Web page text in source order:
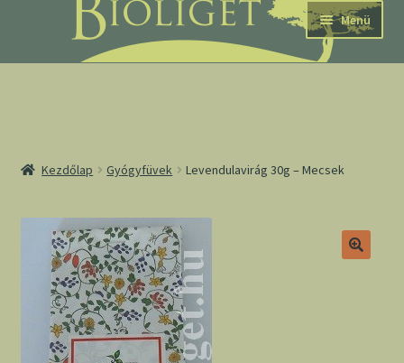
navigációhoz
tartalomba
Menü
Kezdőlap Gyógyfüvek Levendulavirág 30g – Mecsek